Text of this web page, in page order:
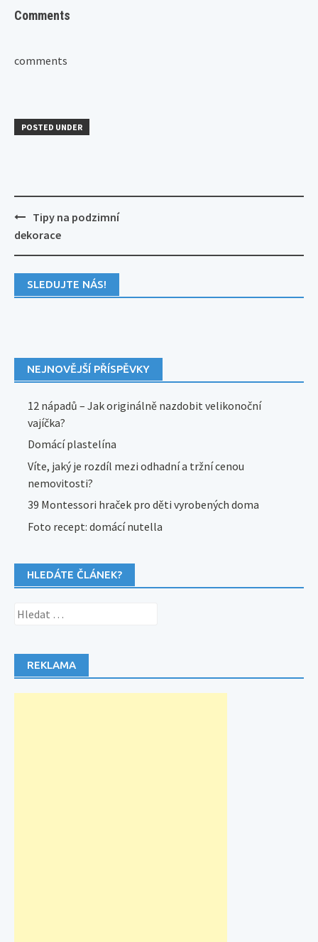
Comments
comments
POSTED UNDER
Post
navigation
Tipy na podzimní
dekorace
SLEDUJTE NÁS!
NEJNOVĚJŠÍ PŘÍSPĚVKY
12 nápadů – Jak originálně nazdobit velikonoční
vajíčka?
Domácí plastelína
Víte, jaký je rozdíl mezi odhadní a tržní cenou
nemovitosti?
39 Montessori hraček pro děti vyrobených doma
Foto recept: domácí nutella
HLEDÁTE ČLÁNEK?
Vyhledávání
REKLAMA